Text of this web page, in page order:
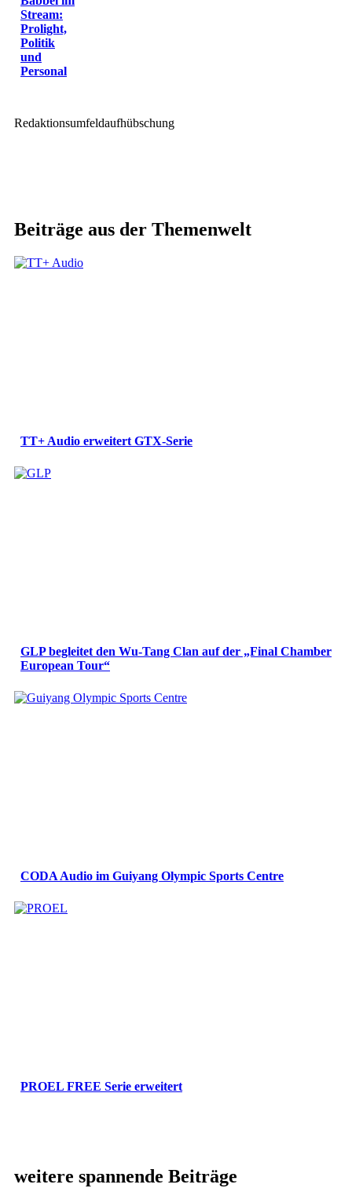
Stream:
Prolight,
Politik
und
Personal
Redaktionsumfeldaufhübschung
Beiträge aus der Themenwelt
TT+ Audio erweitert GTX-Serie
GLP begleitet den Wu-Tang Clan auf der „Final Chamber
European Tour“
CODA Audio im Guiyang Olympic Sports Centre
PROEL FREE Serie erweitert
weitere spannende Beiträge